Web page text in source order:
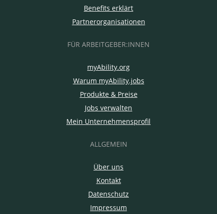
Benefits erklärt
Partnerorganisationen
FÜR ARBEITGEBER:INNEN
myAbility.org
Warum myAbility.jobs
Produkte & Preise
Jobs verwalten
Mein Unternehmensprofil
ALLGEMEIN
Über uns
Kontakt
Datenschutz
Impressum